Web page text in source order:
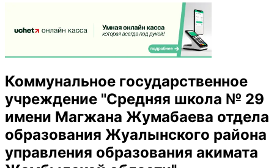
Коммунальное государственное
учреждение "Средняя школа № 29
имени Магжана Жумабаева отдела
образования Жуалынского района
управления образования акимата